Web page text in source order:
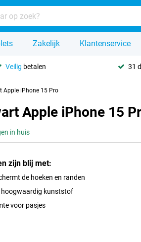
Zakelijk Klantenservice
Veilig betalen 31
Apple iPhone 15 Pro
Apple iPhone 15
in huis
zijn blij met:
de hoeken en randen
hoogwaardig kunststof
voor pasjes